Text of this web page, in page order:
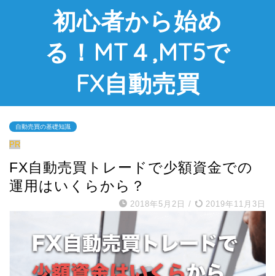
初心者から始め
る！MT４,MT5で
FX自動売買
自動売買の基礎知識
PR
FX自動売買トレードで少額資金での
運用はいくらから？
2018年5月2日 / 2019年11月3日